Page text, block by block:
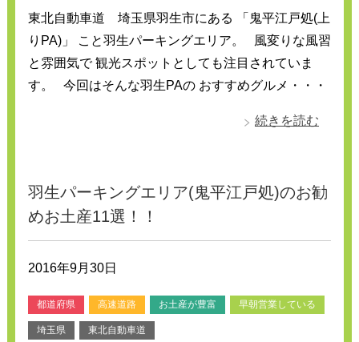
東北自動車道 埼玉県羽生市にある 「鬼平江戸処(上
りPA)」 こと羽生パーキングエリア。 風変りな風習
と雰囲気で 観光スポットとしても注目されていま
す。 今回はそんな羽生PAの おすすめグルメ・・・
続きを読む
羽生パーキングエリア(鬼平江戸処)のお勧
めお土産11選！！
2016年9月30日
都道府県 高速道路 お土産が豊富 早朝営業している
埼玉県 東北自動車道